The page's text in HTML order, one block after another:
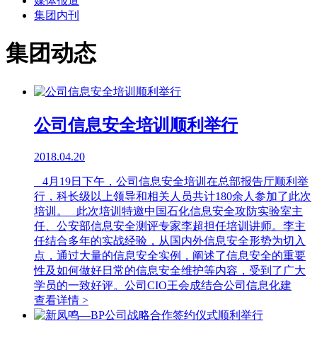
集团内刊
集团动态
公司信息安全培训顺利举行
2018.04.20
4月19日下午，公司信息安全培训在总部报告厅顺利举
行，科长级以上领导和相关人员共计180余人参加了此次
培训。 此次培训特邀中国石化信息安全攻防实验室主
任、公安部信息安全测评专家李超担任培训讲师。李主
任结合多年的实战经验，从国内外信息安全形势为切入
点，通过大量的信息安全实例，阐述了信息安全的重要
性及如何做好日常的信息安全维护等内容，受到了广大
学员的一致好评。公司CIO王会成结合公司信息化建
查看详情 >